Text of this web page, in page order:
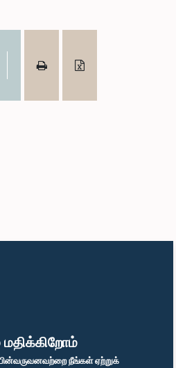
நீங்கள் ஏற்றுக்
LinkedIn